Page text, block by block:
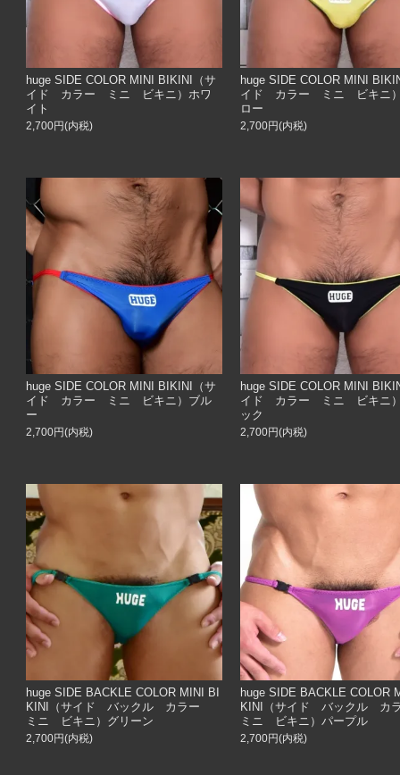
huge SIDE COLOR MINI BIKINI（サ
イド カラー ミニ ビキニ）ホワ
イト
2,700円(内税)
huge SIDE COLOR MINI
イド カラー ミニ ビキニ
ロー
2,700円(内税)
huge SIDE COLOR MINI BIKINI（サ
イド カラー ミニ ビキニ）ブル
ー
2,700円(内税)
huge SIDE COLOR MINI
イド カラー ミニ ビキニ
ック
2,700円(内税)
huge SIDE BACKLE COLOR MINI BI
KINI（サイド バックル カラー
ミニ ビキニ）グリーン
2,700円(内税)
huge SIDE BACKLE COLOR
KINI（サイド バックル
ミニ ビキニ）パープル
2,700円(内税)